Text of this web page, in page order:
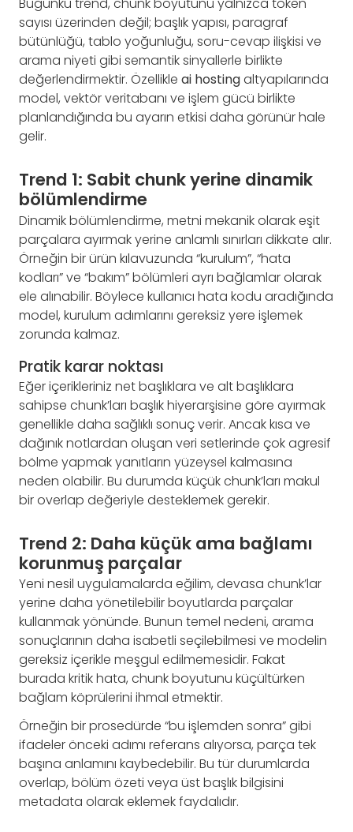
Bugünkü trend, chunk boyutunu yalnızca token
sayısı üzerinden değil; başlık yapısı, paragraf
bütünlüğü, tablo yoğunluğu, soru-cevap ilişkisi ve
arama niyeti gibi semantik sinyallerle birlikte
değerlendirmektir. Özellikle ai hostingaltyapılarında
model, vektör veritabanı ve işlem gücü birlikte
planlandığında bu ayarın etkisi daha görünür hale
gelir.
Trend 1: Sabit chunk yerine dinamik
bölümlendirme
Dinamik bölümlendirme, metni mekanik olarak eşit
parçalara ayırmak yerine anlamlı sınırları dikkate alır.
Örneğin bir ürün kılavuzunda “kurulum”, “hata
kodları” ve “bakım” bölümleri ayrı bağlamlar olarak
ele alınabilir. Böylece kullanıcı hata kodu aradığında
model, kurulum adımlarını gereksiz yere işlemek
zorunda kalmaz.
Pratik karar noktası
Eğer içerikleriniz net başlıklara ve alt başlıklara
sahipse chunk’ları başlık hiyerarşisine göre ayırmak
genellikle daha sağlıklı sonuç verir. Ancak kısa ve
dağınık notlardan oluşan veri setlerinde çok agresif
bölme yapmak yanıtların yüzeysel kalmasına
neden olabilir. Bu durumda küçük chunk’ları makul
bir overlap değeriyle desteklemek gerekir.
Trend 2: Daha küçük ama bağlamı
korunmuş parçalar
Yeni nesil uygulamalarda eğilim, devasa chunk’lar
yerine daha yönetilebilir boyutlarda parçalar
kullanmak yönünde. Bunun temel nedeni, arama
sonuçlarının daha isabetli seçilebilmesi ve modelin
gereksiz içerikle meşgul edilmemesidir. Fakat
burada kritik hata, chunk boyutunu küçültürken
bağlam köprülerini ihmal etmektir.
Örneğin bir prosedürde “bu işlemden sonra” gibi
ifadeler önceki adımı referans alıyorsa, parça tek
başına anlamını kaybedebilir. Bu tür durumlarda
overlap, bölüm özeti veya üst başlık bilgisini
metadata olarak eklemek faydalıdır.